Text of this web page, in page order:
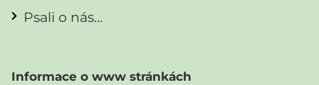
Psali o nás…
Informace o www stránkách